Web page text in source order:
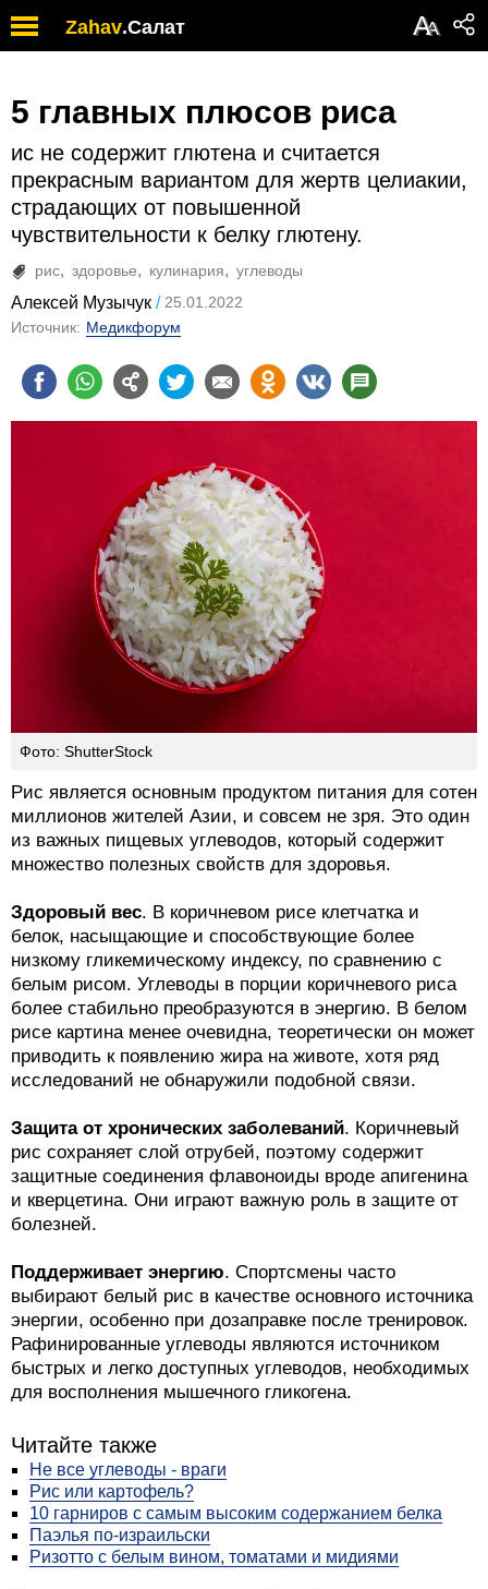
Zahav.Салат АА
5 главных плюсов риса
ис не содержит глютена и считается
прекрасным вариантом для жертв целиакии,
страдающих от повышенной
чувствительности к белку глютену.
рис здоровье кулинария углеводы
Алексей Музычук
25.01.2022
Источник: Медикфорум
Фото: ShutterStock
Рис является основным продуктом питания для сотен
миллионов жителей Азии, и совсем не зря. Это один
из важных пищевых углеводов, который содержит
множество полезных свойств для здоровья.
Здоровый вес. В коричневом рисе клетчатка и
белок, насыщающие и способствующие более
низкому гликемическому индексу, по сравнению с
белым рисом. Углеводы в порции коричневого риса
более стабильно преобразуются в энергию. В белом
рисе картина менее очевидна, теоретически он может
приводить к появлению жира на животе, хотя ряд
исследований не обнаружили подобной связи.
Защита от хронических заболеваний. Коричневый
рис сохраняет слой отрубей, поэтому содержит
защитные соединения флавоноиды вроде апигенина
и кверцетина. Они играют важную роль в защите от
болезней.
Поддерживает энергию. Спортсмены часто
выбирают белый рис в качестве основного источника
энергии, особенно при дозаправке после тренировок.
Рафинированные углеводы являются источником
быстрых и легко доступных углеводов, необходимых
для восполнения мышечного гликогена.
Читайте также
Не все углеводы - враги
Рис или картофель?
10 гарниров с самым высоким содержанием белка
Паэлья по-израильски
Ризотто с белым вином, томатами и мидиями